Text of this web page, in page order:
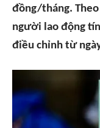
đồng/tháng. Theo
người lao động
điều chỉnh từ